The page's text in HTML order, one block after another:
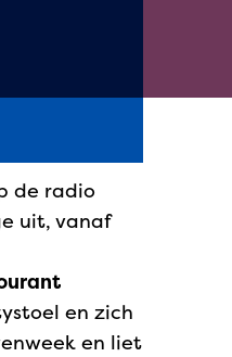
de radio
uit, vanaf
en zich
en liet